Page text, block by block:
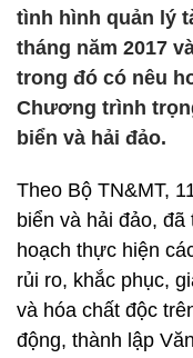
tình hình quản lý
tháng năm 2017
trong đó có nêu
Chương trình
biển và hải đảo.
Theo Bộ TN&MT,
biển và hải đảo,
hoạch thực hiện
rủi ro, khắc phục,
và hóa chất độc
động, thành lập